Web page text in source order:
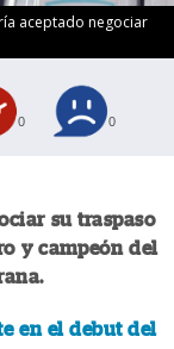
aceptado negociar
0 0
su traspaso
y campeón del
en el debut del